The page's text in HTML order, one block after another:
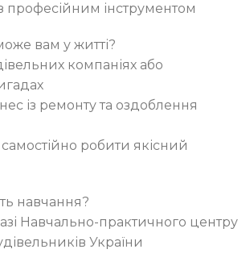
професійним інструментом
вам у житті?
компаніях або
із ремонту та оздоблення
робити якісний
навчання?
Навчально-практичного центру
України